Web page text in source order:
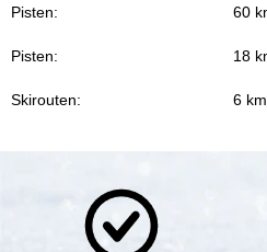
Pisten: 60
Pisten: 18
Skirouten: 6 km